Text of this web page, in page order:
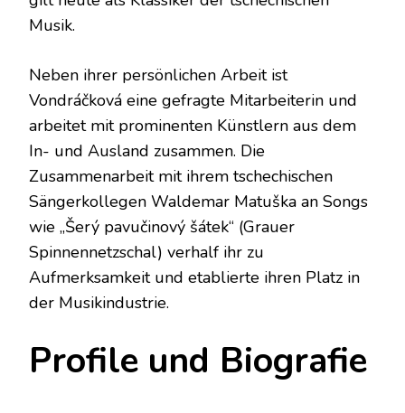
Musik.
Neben ihrer persönlichen Arbeit ist
Vondráčková eine gefragte Mitarbeiterin und
arbeitet mit prominenten Künstlern aus dem
In- und Ausland zusammen. Die
Zusammenarbeit mit ihrem tschechischen
Sängerkollegen Waldemar Matuška an Songs
wie „Šerý pavučinový šátek“ (Grauer
Spinnennetzschal) verhalf ihr zu
Aufmerksamkeit und etablierte ihren Platz in
der Musikindustrie.
Profile und Biografie